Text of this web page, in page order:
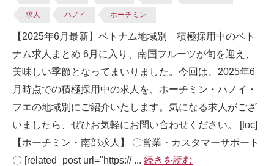
求人 ハノイ ホーチミン
【2025年6月最新】ベトナム地域別 積極採用中のベト
ナム求人まとめ 6月に入り、南国フルーツが旬を迎え、
美味しい季節となってまいりました。今回は、2025年6
月時点での積極採用中の求人を、ホーチミン・ハノイ・
フエの地域別にご紹介いたします。気になる求人がござ
いましたら、ぜひお気軽にお問い合わせください。 [toc]
【ホーチミン・南部求人】 〇営業・カスタマーサポート
〇 [related_post url="https:// ... 続きを読む